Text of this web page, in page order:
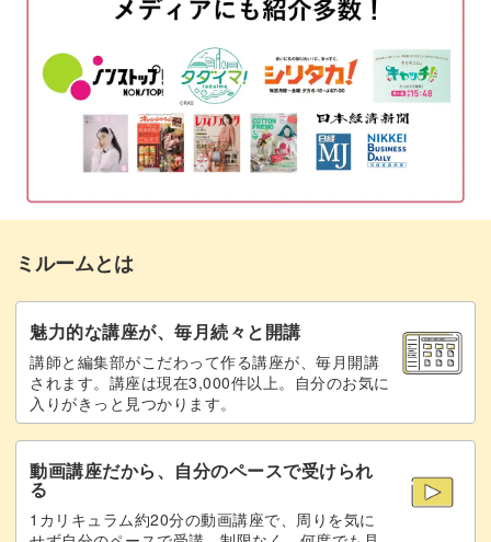
パスタを氷水で冷やす
パスタとソースを和える 14:25
盛りつけをする
完成♪
ミルームとは
魅力的な講座が、毎月続々と開講
講師と編集部がこだわって作る講座が、毎月開講
されます。講座は現在3,000件以上。自分のお気に
入りがきっと見つかります。
動画講座だから、自分のペースで受けられ
る
1カリキュラム約20分の動画講座で、周りを気に